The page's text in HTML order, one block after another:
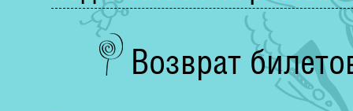
Возврат